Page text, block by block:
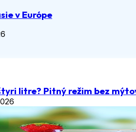
v Európe
litre? Pitný režim bez